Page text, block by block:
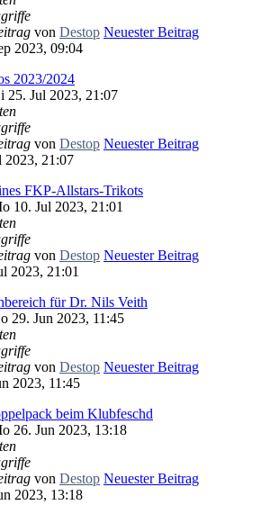
von Destop Neuester Beitrag
2023, 09:04
2023/2024
25. Jul 2023, 21:07
von Destop Neuester Beitrag
2023, 21:07
FKP-Allstars-Trikots
10. Jul 2023, 21:01
von Destop Neuester Beitrag
2023, 21:01
für Dr. Nils Veith
29. Jun 2023, 11:45
von Destop Neuester Beitrag
2023, 11:45
beim Klubfeschd
26. Jun 2023, 13:18
von Destop Neuester Beitrag
2023, 13:18